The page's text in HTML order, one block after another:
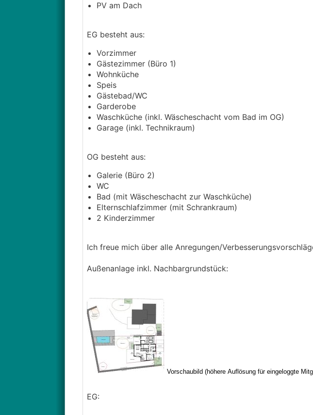
PV am Dach
EG besteht aus:
Vorzimmer
Gästezimmer (Büro 1)
Wohnküche
Speis
Gästebad/WC
Garderobe
Waschküche (inkl. Wäscheschacht vom Bad im OG)
Garage (inkl. Technikraum)
OG besteht aus:
Galerie (Büro 2)
WC
Bad (mit Wäscheschacht zur Waschküche)
Elternschlafzimmer (mit Schrankraum)
2 Kinderzimmer
Ich freue mich über alle Anregungen/
Außenanlage inkl. Nachbargrundstück:
EG: